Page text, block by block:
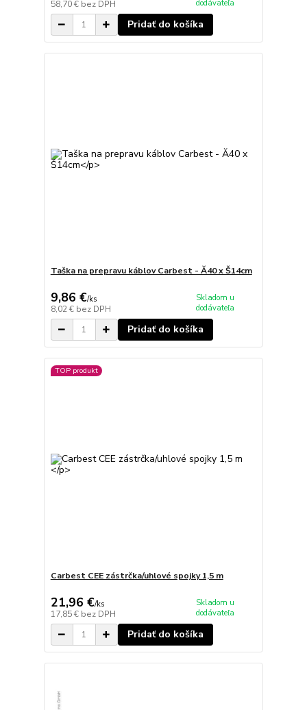
58,70 € bez DPH dodávateľa
Pridať do košíka
Taška na prepravu káblov Carbest - Ă40 x Š14cm
9,86 €/ks
8,02 € bez DPH
Skladom u
dodávateľa
Pridať do košíka
TOP produkt
Carbest CEE zástrčka/uhlové spojky 1,5 m
21,96 €/ks
17,85 € bez DPH
Skladom u
dodávateľa
Pridať do košíka